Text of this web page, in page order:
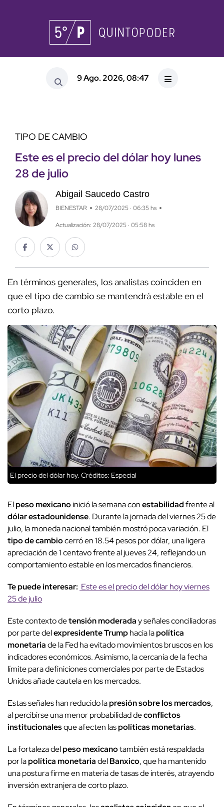
9 Ago. 2026, 08:47
TIPO DE CAMBIO
Este es el precio del dólar hoy lunes
28 de julio
Abigail Saucedo Castro
BIENESTAR 28/07/2025 · 06:35 hs
Actualización: 28/07/2025 · 05:58 hs
En términos generales, los analistas coinciden en
que el tipo de cambio se mantendrá estable en el
corto plazo.
El precio del dólar hoy. Créditos: Especial
Elpeso mexicanoinició la semana conestabilidadfrente al
dólar estadounidense. Durante la jornada del viernes 25 de
julio, la moneda nacional también mostró poca variación. El
tipo de cambiocerró en 18.54 pesos por dólar, una ligera
apreciación de 1 centavo frente al jueves 24, reflejando un
comportamiento estable en los mercados financieros.
Te puede interesar: Este es el precio del dólar hoy viernes
25 de julio
Este contexto detensión moderaday señales conciliadoras
por parte delexpresidente Trumphacia lapolítica
monetariade la Fed ha evitado movimientos bruscos en los
indicadores económicos. Asimismo, la cercanía de la fecha
límite para definiciones comerciales por parte de Estados
Unidos añade cautela en los mercados.
Estas señales han reducido lapresión sobre los mercados,
al percibirse una menor probabilidad deconflictos
institucionalesque afecten laspolíticas monetarias.
La fortaleza delpeso mexicanotambién está respaldada
por lapolítica monetariadelBanxico, que ha mantenido
una postura firme en materia de tasas de interés, atrayendo
inversión extranjera de corto plazo.